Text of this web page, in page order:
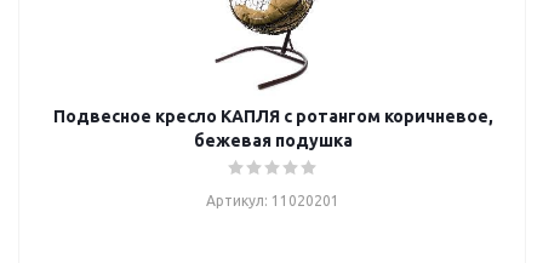
Подвесное кресло КАПЛЯ с ротангом коричневое,
бежевая подушка
Артикул: 11020201